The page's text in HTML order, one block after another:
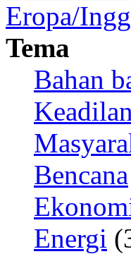
Eropa/
Tema
Bahan
Bencana
Energi